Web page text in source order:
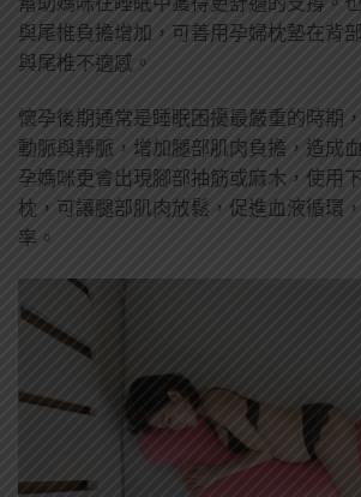
與尾椎負擔增加，可善用孕婦枕墊在背部
與 尾椎不適感。
懷孕後期通常是睡眠困擾最嚴重的時期
動脈與靜脈，增加腿部肌肉負擔，造成
孕媽咪更會出現腳部抽筋或麻木，使用
枕，可讓腿部肌肉放鬆，促進血液循環
率。